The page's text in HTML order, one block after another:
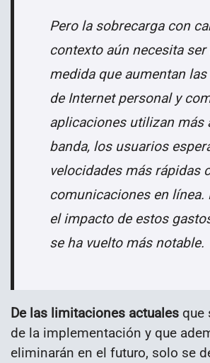
Pero la sobrecarga con
contexto aún necesita ser
medida que aumentan
de Internet personal y
aplicaciones utilizan más
banda, los usuarios
velocidades más rápidas
comunicaciones en línea.
el impacto de estos
se ha vuelto más notable.
De las limitaciones actuales que
de la implementación y que
eliminarán en el futuro, solo se